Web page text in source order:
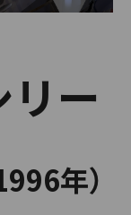
リー
年）